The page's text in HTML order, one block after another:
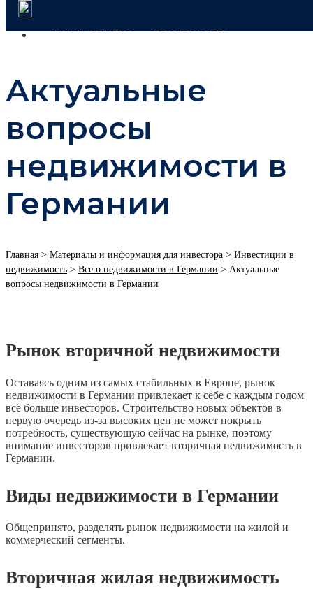
+49 341 60443311 +7 916 9904609
Актуальные
вопросы
недвижимости в
Германии
Главная > Материалы и информация для инвестора > Инвестиции в
недвижимость > Все о недвижимости в Германии > Актуальные
вопросы недвижимости в Германии
Рынок вторичной недвижимости
Оставаясь одним из самых стабильных в Европе, рынок
недвижимости в Германии привлекает к себе с каждым годом
всё больше инвесторов. Строительство новых объектов в
первую очередь из-за высоких цен не может покрыть
потребность, существующую сейчас на рынке, поэтому
внимание инвесторов привлекает вторичная недвижимость в
Германии.
Виды недвижимости в Германии
Общепринято, разделять рынок недвижимости на жилой и
коммерческий сегменты.
Вторичная жилая недвижимость